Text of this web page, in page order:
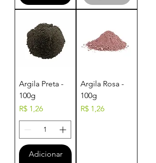
Argila Preta -
100g
Preço
R$ 1,26
Adicionar
Argila Rosa -
100g
Preço
R$ 1,26